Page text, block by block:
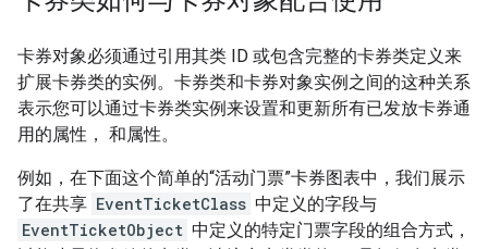
卡券对象必须通过引用其类 ID 或包含完整的卡券类定义来
扩展卡券类的实例。卡券类和卡券对象实例之间的这种关系
表示您可以通过卡券类实例来设置和更新所有已发放卡券通
用的属性， 和属性。
例如，在下面这个简单的“活动门票”卡券图表中，我们展示
了在共享 EventTicketClass 中定义的字段与
EventTicketObject 中定义的特定门票字段的组合方式，